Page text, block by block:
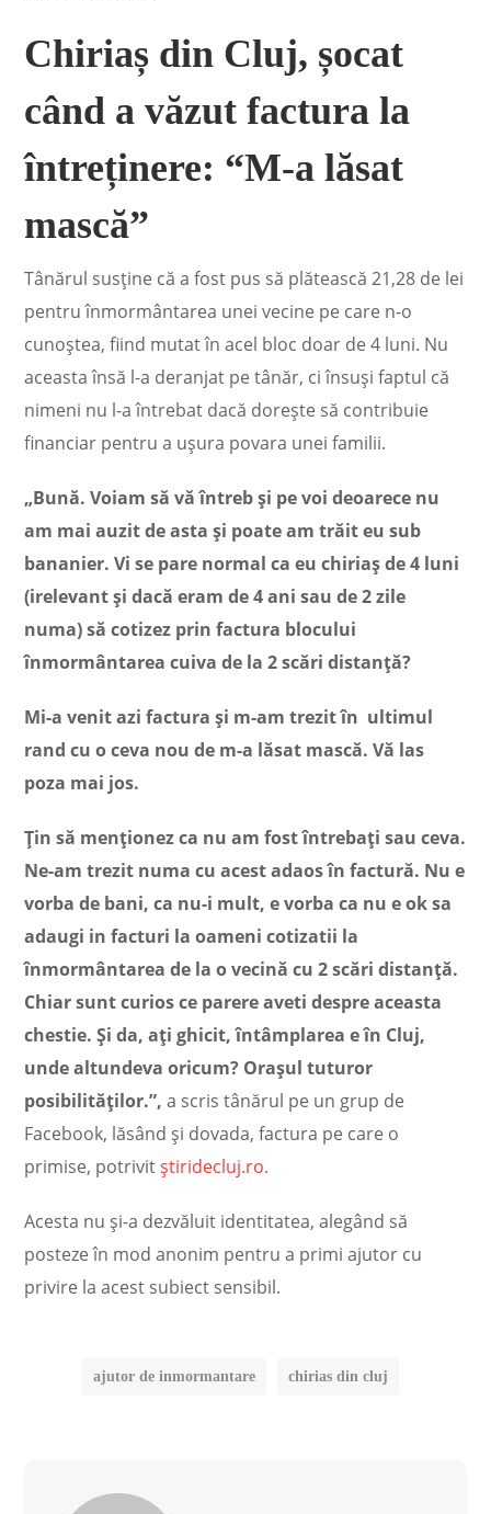
Chiriaș din Cluj, șocat
când a văzut factura la
întreținere: “M-a lăsat
mască”
Tânărul susține că a fost pus să plătească 21,28 de lei
pentru înmormântarea unei vecine pe care n-o
cunoștea, fiind mutat în acel bloc doar de 4 luni. Nu
aceasta însă l-a deranjat pe tânăr, ci însuși faptul că
nimeni nu l-a întrebat dacă dorește să contribuie
financiar pentru a ușura povara unei familii.
„Bună. Voiam să vă întreb și pe voi deoarece nu
am mai auzit de asta și poate am trăit eu sub
bananier. Vi se pare normal ca eu chiriaș de 4 luni
(irelevant și dacă eram de 4 ani sau de 2 zile
numa) să cotizez prin factura blocului
înmormântarea cuiva de la 2 scări distanță?
Mi-a venit azi factura și m-am trezit în ultimul
rand cu o ceva nou de m-a lăsat mască. Vă las
poza mai jos.
Țin să menționez ca nu am fost întrebați sau ceva.
Ne-am trezit numa cu acest adaos în factură. Nu e
vorba de bani, ca nu-i mult, e vorba ca nu e ok sa
adaugi in facturi la oameni cotizatii la
înmormântarea de la o vecină cu 2 scări distanță.
Chiar sunt curios ce parere aveti despre aceasta
chestie. Și da, ați ghicit, întâmplarea e în Cluj,
unde altundeva oricum? Orașul tuturor
posibilităților.”, a scris tânărul pe un grup de
Facebook, lăsând și dovada, factura pe care o
primise, potrivitștiridecluj.ro.
Acesta nu și-a dezvăluit identitatea, alegând să
posteze în mod anonim pentru a primi ajutor cu
privire la acest subiect sensibil.
ajutor de inmormantare chirias din cluj